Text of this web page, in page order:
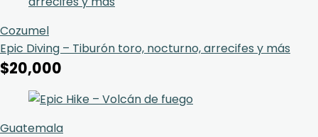
Cozumel
Epic Diving – Tiburón toro, nocturno, arrecifes y más
$20,000
Guatemala